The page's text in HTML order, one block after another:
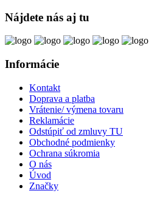
Nájdete nás aj tu
Informácie
Kontakt
Doprava a platba
Vrátenie/ výmena tovaru
Reklamácie
Odstúpiť od zmluvy TU
Obchodné podmienky
Ochrana súkromia
O nás
Úvod
Značky